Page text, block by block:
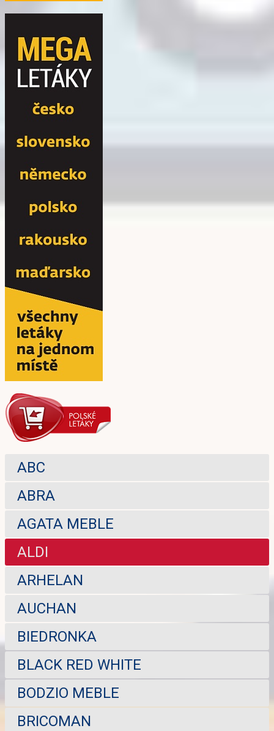
ABC
ABRA
AGATA MEBLE
ALDI
ARHELAN
AUCHAN
BIEDRONKA
BLACK RED WHITE
BODZIO MEBLE
BRICOMAN